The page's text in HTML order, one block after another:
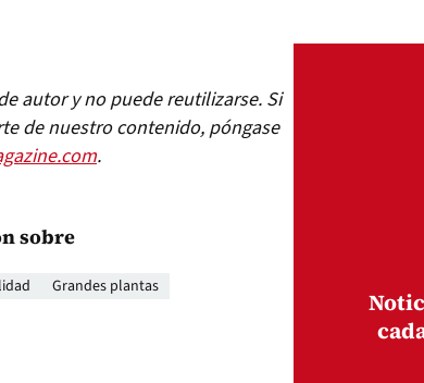
autor y no puede reutilizarse. Si
de nuestro contenido, póngase
.
sobre
Grandes plantas